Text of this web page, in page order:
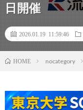
日開催
2026.01.19 11:59:46
HOME nocategory